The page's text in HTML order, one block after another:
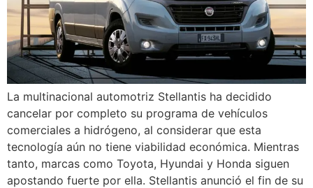
La multinacional automotriz Stellantis ha decidido
cancelar por completo su programa de vehículos
comerciales a hidrógeno, al considerar que esta
tecnología aún no tiene viabilidad económica. Mientras
tanto, marcas como Toyota, Hyundai y Honda siguen
apostando fuerte por ella. Stellantis anunció el fin de su